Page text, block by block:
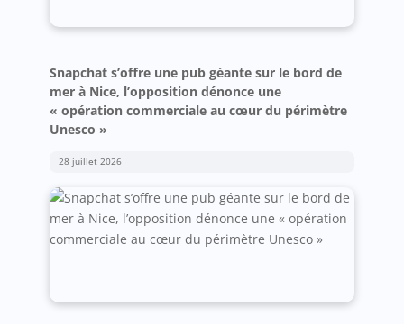
Snapchat s’offre une pub géante sur le bord de
mer à Nice, l’opposition dénonce une
« opération commerciale au cœur du périmètre
Unesco »
28 juillet 2026